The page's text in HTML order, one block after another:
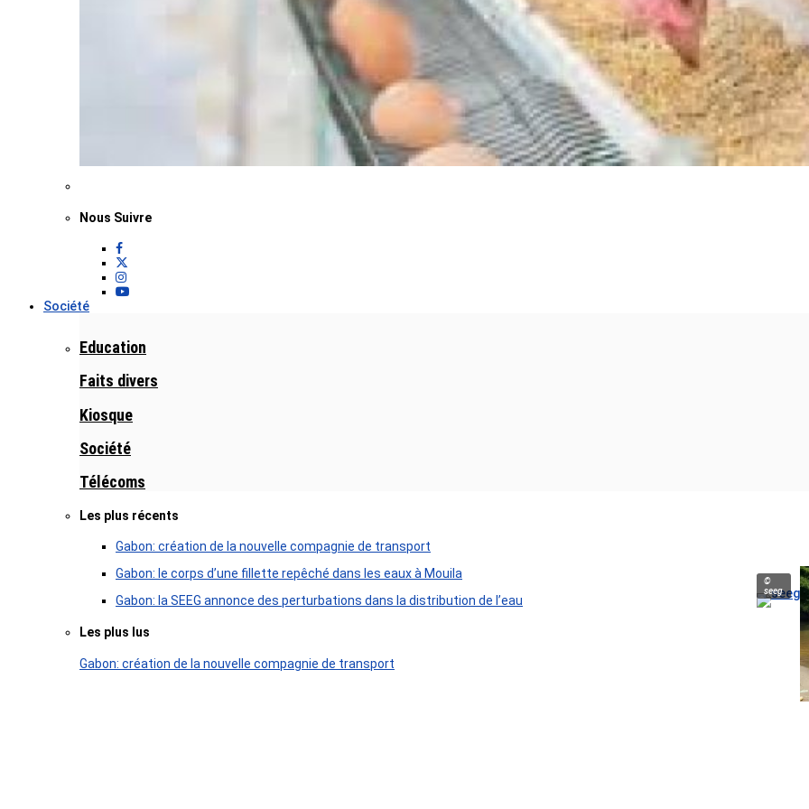
Nous Suivre
Société
Education
Faits divers
Kiosque
Société
Télécoms
Les plus récents
Gabon: création de la nouvelle compagnie de transport
Gabon: le corps d’une fillette repêché dans les eaux à Mouila
©
seeg
Gabon: la SEEG annonce des perturbations dans la distribution de l’eau
Les plus lus
Gabon: création de la nouvelle compagnie de transport